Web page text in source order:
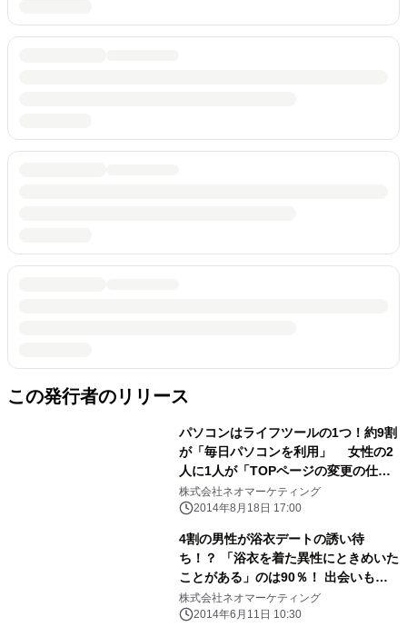
この発行者のリリース
パソコンはライフツールの1つ！約9割
が「毎日パソコンを利用」 女性の2
人に1人が「TOPページの変更の仕方
を知らない」と回答 検索サイトで求
められるのは「よく使うWEBサイトが
株式会社ネオマーケティング
2014年8月18日 17:00
4割の男性が浴衣デートの誘い待
ち！？ 「浴衣を着た異性にときめいた
ことがある」のは90％！ 出会いもデ
ートも「浴衣姿」が2人のスパイスに
株式会社ネオマーケティング
2014年6月11日 10:30